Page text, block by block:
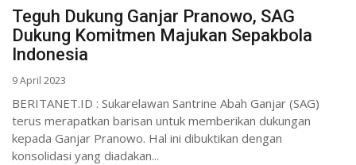
Teguh Dukung Ganjar Pranowo, SAG
Dukung Komitmen Majukan Sepakbola
Indonesia
9 April 2023
BERITANET.ID : Sukarelawan Santrine Abah Ganjar (SAG)
terus merapatkan barisan untuk memberikan dukungan
kepada Ganjar Pranowo. Hal ini dibuktikan dengan
konsolidasi yang diadakan...